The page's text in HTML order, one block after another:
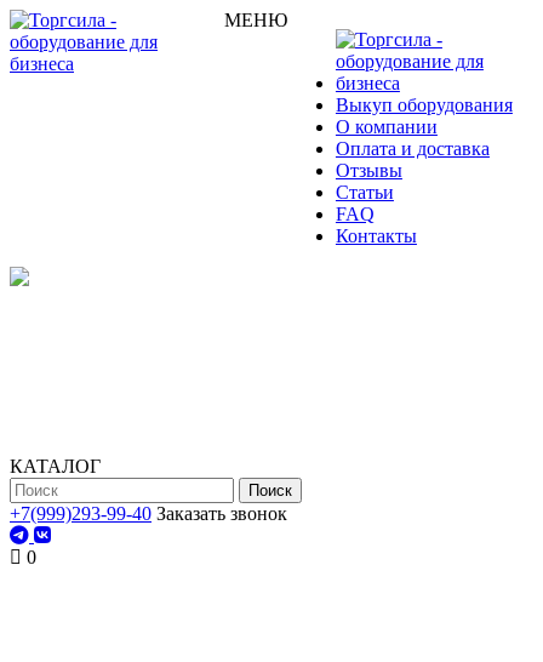
МЕНЮ
Выкуп оборудования
О компании
Оплата и доставка
Отзывы
Статьи
FAQ
Контакты
КАТАЛОГ
Поиск
+7(999)293-99-40 Заказать звонок
0